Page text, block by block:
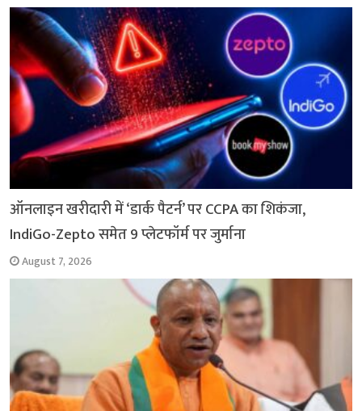
ऑनलाइन खरीदारी में ‘डार्क पैटर्न’ पर CCPA का शिकंजा,
IndiGo-Zepto समेत 9 प्लेटफॉर्म पर जुर्माना
August 7, 2026